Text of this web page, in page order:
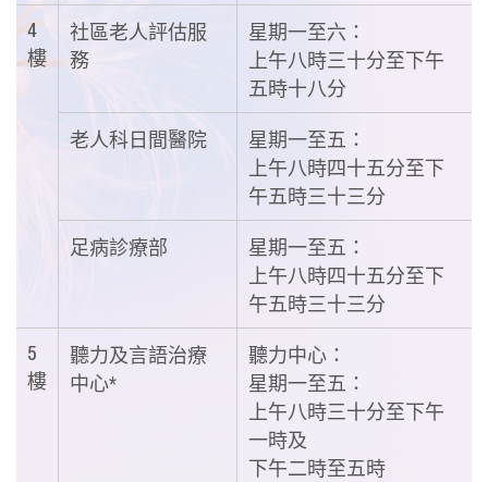
4
樓
社區老人評估服
務
星期一至六：
上午八時三十分至下午
五時十八分
老人科日間醫院
星期一至五：
上午八時四十五分至下
午五時三十三分
足病診療部
星期一至五：
上午八時四十五分至下
午五時三十三分
5
樓
聽力及言語治療
中心*
聽力中心：
星期一至五：
上午八時三十分至下午
一時及
下午二時至五時